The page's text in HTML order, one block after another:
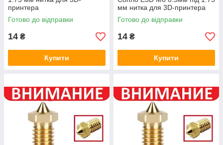
принтера
Готово до відправки
14 ₴
Купити
мм нитка для 3D-принтера
Готово до відправки
14 ₴
Купити